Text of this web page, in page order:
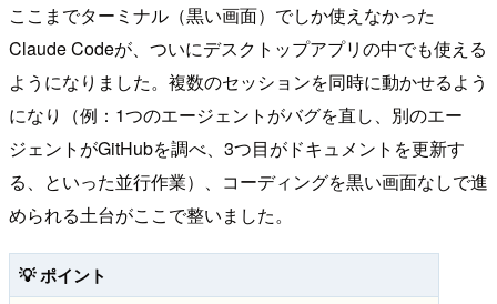
ここまでターミナル（黒い画面）でしか使えなかった
Claude Codeが、ついにデスクトップアプリの中でも使える
ようになりました。複数のセッションを同時に動かせるよう
になり（例：1つのエージェントがバグを直し、別のエー
ジェントがGitHubを調べ、3つ目がドキュメントを更新す
る、といった並行作業）、コーディングを黒い画面なしで進
められる土台がここで整いました。
💡 ポイント